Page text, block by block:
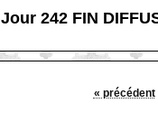
Jour 242 FIN
« précédent